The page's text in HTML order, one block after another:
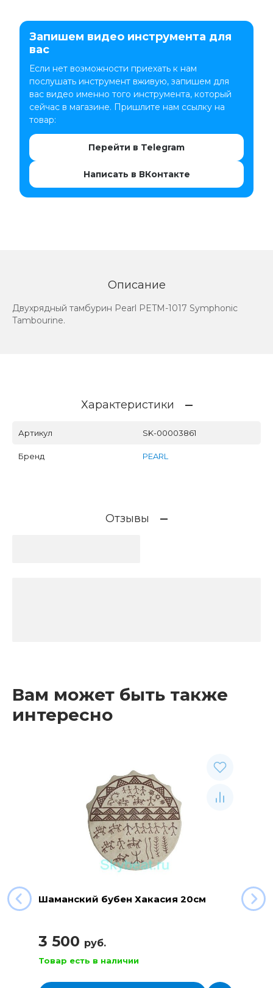
Запишем видео инструмента для
вас
Если нет возможности приехать к нам
послушать инструмент вживую, запишем для
вас видео именно того инструмента, который
сейчас в магазине. Пришлите нам ссылку на
товар:
Перейти в Telegram
Написать в ВКонтакте
Описание
Двухрядный тамбурин Pearl PETM-1017 Symphonic
Tambourine.
Характеристики
Артикул SK-00003861
Бренд PEARL
Отзывы
Вам может быть также
интересно
Шаманский бубен Хакасия 20см
3 500 руб.
Товар есть в наличии